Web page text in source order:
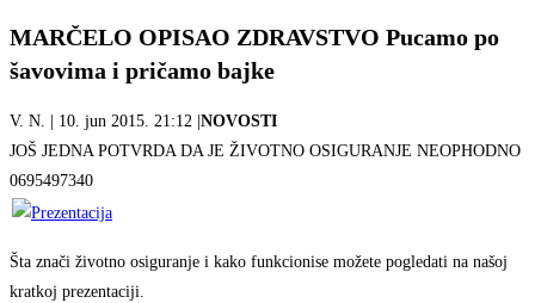
MARČELO OPISAO ZDRAVSTVO Pucamo po
šavovima i pričamo bajke
V. N. | 10. jun 2015. 21:12 | NOVOSTI
JOŠ JEDNA POTVRDA DA JE ŽIVOTNO OSIGURANJE NEOPHODNO
0695497340
Šta znači životno osiguranje i kako funkcionise možete pogledati na našoj
kratkoj prezentaciji.